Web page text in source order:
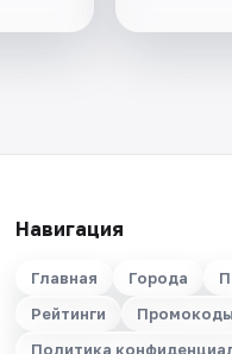
Навигация
Главная Города
Рейтинги
Промокоды
Политика